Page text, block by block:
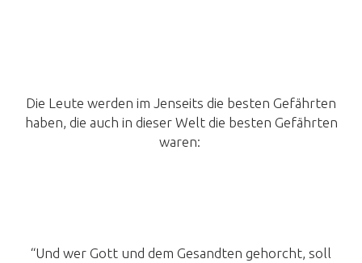
Die Leute werden im Jenseits die besten Gefährten
haben, die auch in dieser Welt die besten Gefährten
waren:
“Und wer Gott und dem Gesandten gehorcht, soll